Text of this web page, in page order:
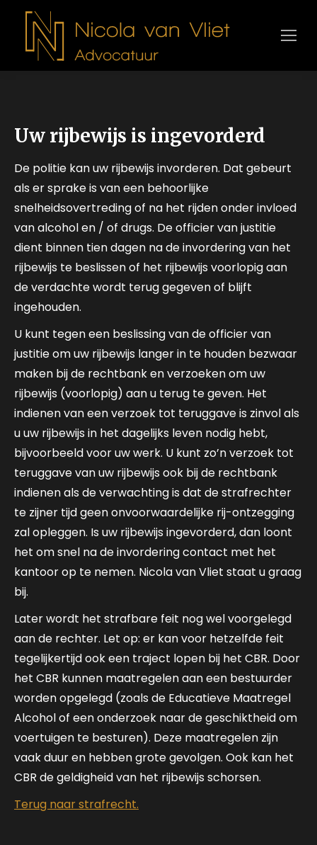
Uw rijbewijs is ingevorderd
De politie kan uw rijbewijs invorderen. Dat gebeurt
als er sprake is van een behoorlijke
snelheidsovertreding of na het rijden onder invloed
van alcohol en / of drugs. De officier van justitie
dient binnen tien dagen na de invordering van het
rijbewijs te beslissen of het rijbewijs voorlopig aan
de verdachte wordt terug gegeven of blijft
ingehouden.
U kunt tegen een beslissing van de officier van
justitie om uw rijbewijs langer in te houden bezwaar
maken bij de rechtbank en verzoeken om uw
rijbewijs (voorlopig) aan u terug te geven. Het
indienen van een verzoek tot teruggave is zinvol als
u uw rijbewijs in het dagelijks leven nodig hebt,
bijvoorbeeld voor uw werk. U kunt zo’n verzoek tot
teruggave van uw rijbewijs ook bij de rechtbank
indienen als de verwachting is dat de strafrechter
te zijner tijd geen onvoorwaardelijke rij-ontzegging
zal opleggen. Is uw rijbewijs ingevorderd, dan loont
het om snel na de invordering contact met het
kantoor op te nemen. Nicola van Vliet staat u graag
bij.
Later wordt het strafbare feit nog wel voorgelegd
aan de rechter. Let op: er kan voor hetzelfde feit
tegelijkertijd ook een traject lopen bij het CBR. Door
het CBR kunnen maatregelen aan een bestuurder
worden opgelegd (zoals de Educatieve Maatregel
Alcohol of een onderzoek naar de geschiktheid om
voertuigen te besturen). Deze maatregelen zijn
vaak duur en hebben grote gevolgen. Ook kan het
CBR de geldigheid van het rijbewijs schorsen.
Terug naar strafrecht.